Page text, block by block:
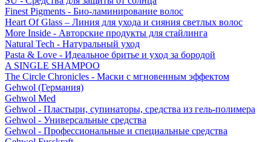
Finest Pigments - Био-ламинирование волос
Heart Of Glass – Линия для ухода и сияния светлых волос
More Inside - Авторские продукты для стайлинга
Natural Tech - Натуральный уход
Pasta & Love - Идеальное бритье и уход за бородой
A SINGLE SHAMPOO
The Circle Chronicles - Маски с мгновенным эффектом
Gehwol (Германия)
Gehwol Med
Gehwol - Пластыри, супинаторы, средства из гель-полимера
Gehwol - Универсальные средства
Gehwol - Профессиональные и специальные средства